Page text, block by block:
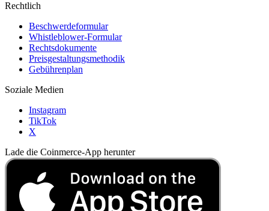
Rechtlich
Beschwerdeformular
Whistleblower-Formular
Rechtsdokumente
Preisgestaltungsmethodik
Gebührenplan
Soziale Medien
Instagram
TikTok
X
Lade die Coinmerce-App herunter